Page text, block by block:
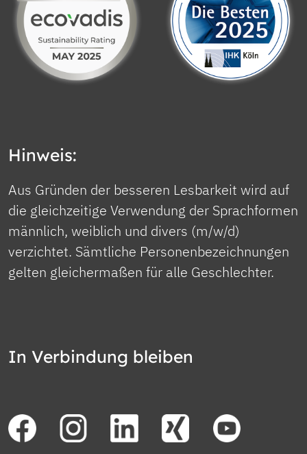
Hinweis:
Aus Gründen der besseren Lesbarkeit wird auf
die gleichzeitige Verwendung der Sprachformen
männlich, weiblich und divers (m/w/d)
verzichtet. Sämtliche Personenbezeichnungen
gelten gleichermaßen für alle Geschlechter.
In Verbindung bleiben